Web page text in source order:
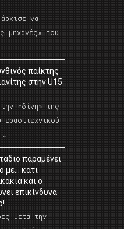
να
μηχανές» του
παίκτης
στην U15
«δίνη» της
ερασιτεχνικού
…
παραμένει
με… κάτι
και ο
επικίνδυνα
μετά την